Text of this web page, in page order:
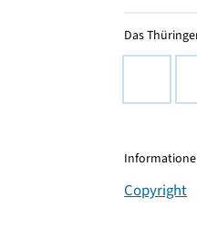
Das
Copyright